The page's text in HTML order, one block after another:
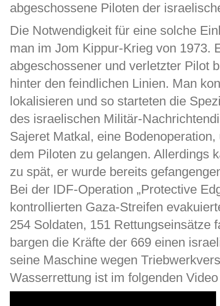
abgeschossene Piloten der
Die Notwendigkeit für eine solche
man im Jom Kippur-Krieg von 1973.
abgeschossener und verletzter Pilot
hinter den feindlichen Linien. Man
lokalisieren und so starteten die
des israelischen Militär-
Sajeret Matkal, eine Bodenoperation,
dem Piloten zu gelangen. Allerdings
zu spät, er wurde bereits
Bei der IDF-Operation „Protective
kontrollierten Gaza-Streifen
254 Soldaten, 151 Rettungseinsätze
bargen die Kräfte der 669 einen
seine Maschine wegen
Wasserrettung ist im folgenden